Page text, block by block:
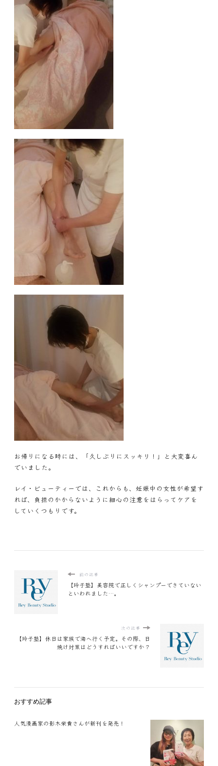
お帰りになる時には、「久しぶりにスッキリ！」と大変喜ん
でいました。
レイ・ビューティーでは、これからも、妊娠中の女性が希望す
れば、負担のかからないように細心の注意をはらってケアを
していくつもりです。
前の記事
【玲子塾】美容院で正しくシャンプーできていない
といわれました…。
次の記事
【玲子塾】休日は家族で海へ行く予定。その際、日
焼け対策はどうすればいいですか？
おすすめ記事
人気漫画家の影木栄貴さんが新刊を発売！